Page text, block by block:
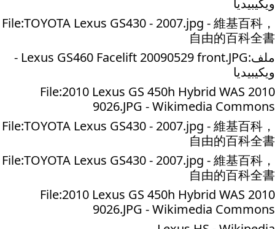
ويكيبيديا
File:TOYOTA Lexus GS430 - 2007.jpg - 維基百科，
自由的百科全書
ملف:Lexus GS460 Facelift 20090529 front.JPG -
ويكيبيديا
File:2010 Lexus GS 450h Hybrid WAS 2010
9026.JPG - Wikimedia Commons
File:TOYOTA Lexus GS430 - 2007.jpg - 維基百科，
自由的百科全書
File:TOYOTA Lexus GS430 - 2007.jpg - 維基百科，
自由的百科全書
File:2010 Lexus GS 450h Hybrid WAS 2010
9026.JPG - Wikimedia Commons